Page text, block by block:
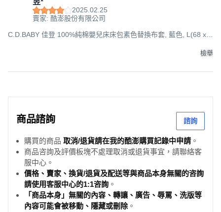
昱*
2025.02.25
賣家: 酷澎股份有限公司
C.D.BABY 佳登 100%純棉嬰兒床床包素色替換布套, 藍色, L(68 x
檢舉
商品諮詢 諮詢
購買的商品 取消/退貨請在我的酷澎購買記錄中申請 。
商品咨詢及評價板塊不處理取消或退貨事宜，請聯絡客
服中心。
價格、賣家、換貨/退貨及配送等與商品本身無關的咨詢
請使用客服中心的1:1咨詢 。
「商品本身」無關的內容、轉讓、廣告、辱罵、洗版等
內容可能會被移動、隱藏或刪除。